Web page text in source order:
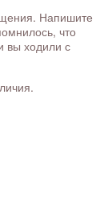
Напишите
что
вы ходили с